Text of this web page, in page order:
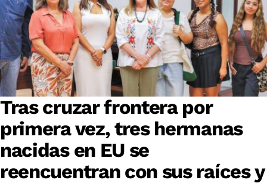
Tras cruzar frontera por
primera vez, tres hermanas
nacidas en EU se
reencuentran con sus raíces y